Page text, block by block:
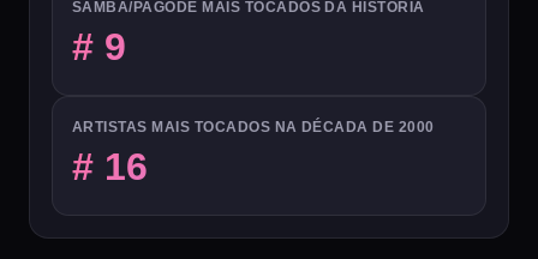
SAMBA/PAGODE MAIS TOCADOS DA HISTÓRIA
# 9
ARTISTAS MAIS TOCADOS NA DÉCADA DE 2000
# 16